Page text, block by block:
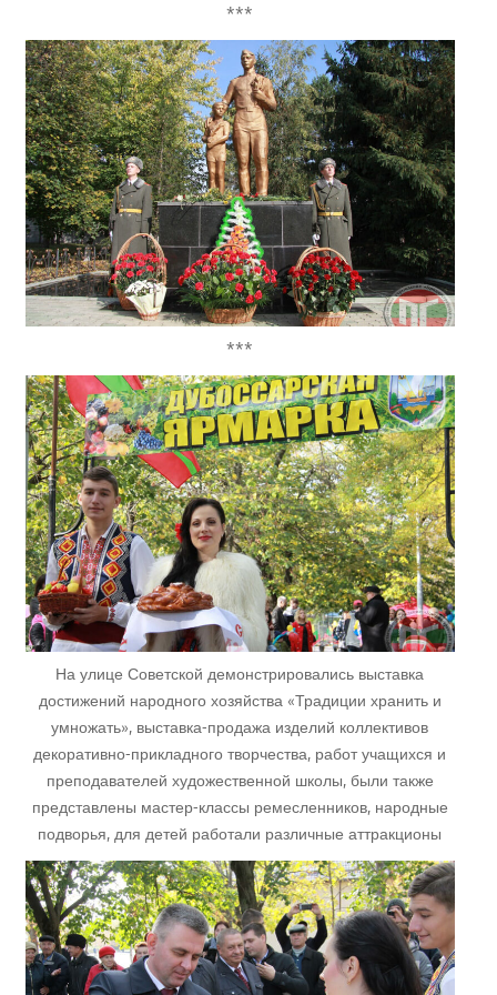
***
***
На улице Советской демонстрировались выставка
достижений народного хозяйства «Традиции хранить и
умножать», выставка-продажа изделий коллективов
декоративно-прикладного творчества, работ учащихся и
преподавателей художественной школы, были также
представлены мастер-классы ремесленников, народные
подворья, для детей работали различные аттракционы